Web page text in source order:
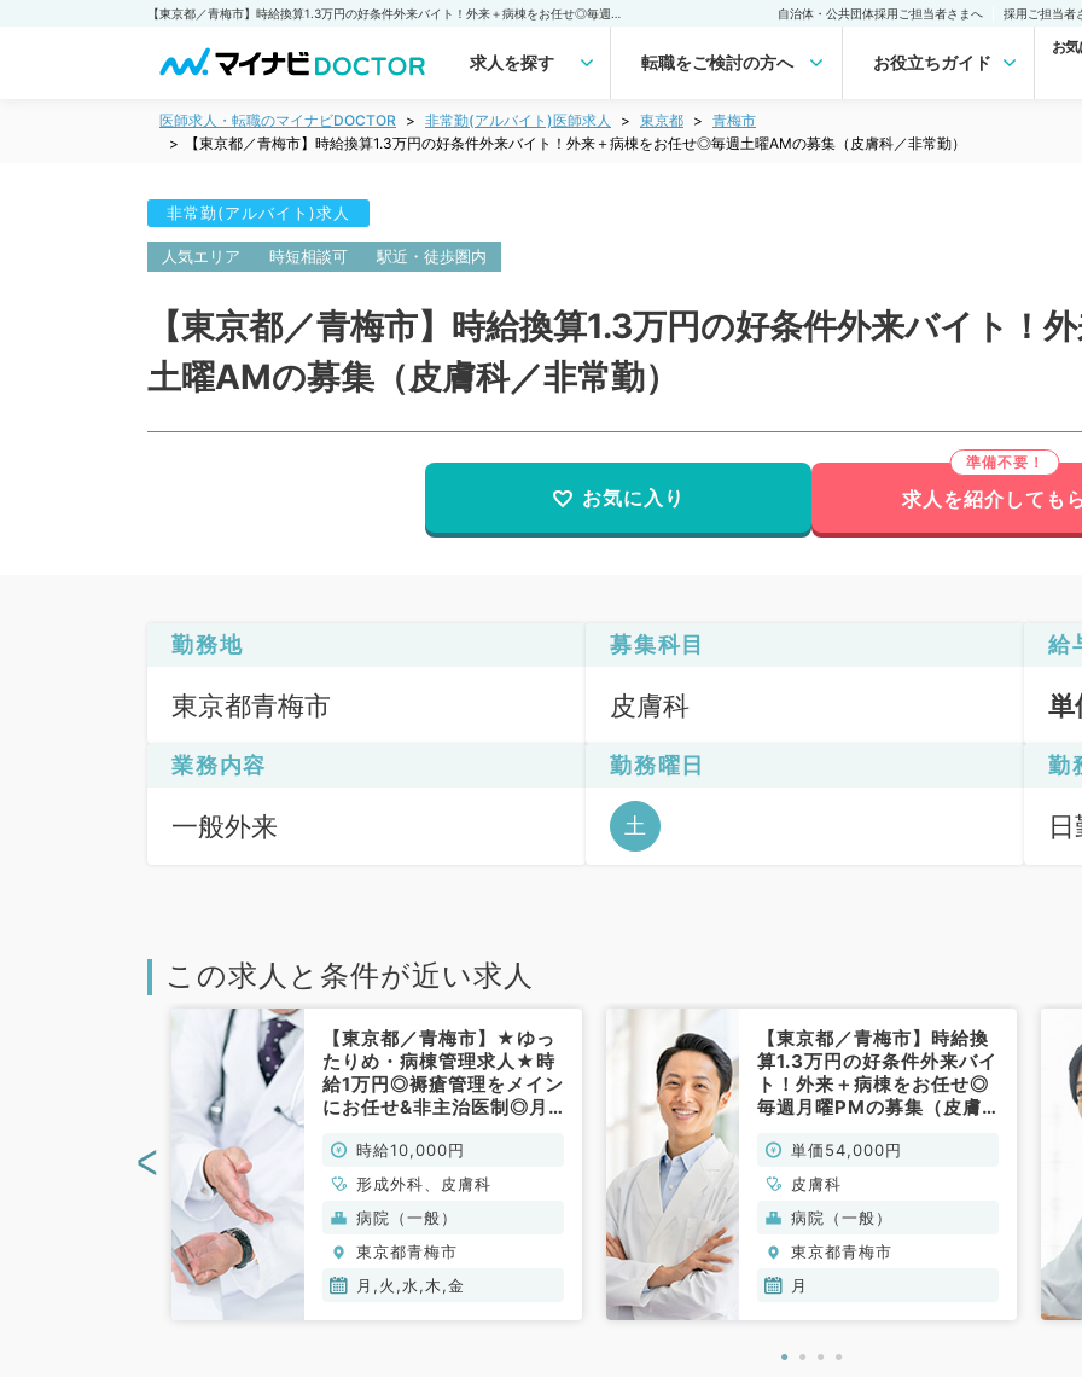
自治体・公共団体採用ご担当者さまへ 採用ご担当者
求人を探す 転職をご検討の方へ お役立ちガイド
お
医師求人・転職のマイナビDOCTOR 非常勤(アルバイト)医師求人 東京都
青梅市
【東京都／青梅市】時給換算1.3万円の好条件外来バイト！外来＋病棟をお任せ◎毎週土曜AMの募集（皮膚科／非常勤）
非常勤(アルバイト)求人
人気エリア 時短相談可 駅近・徒歩圏内
【東京都／青梅市】時給換算1.3万円の好条件外来バイト！
土曜AMの募集（皮膚科／非常勤）
お気に入り 求人を紹介しても
勤務地
東京都青梅市
募集科目
皮膚科
給
業務内容
一般外来
勤務曜日
土
勤
この求人と条件が近い求人
【東京都／青梅市】★ゆっ
たりめ・病棟管理求人★時
給1万円◎褥瘡管理をメイン
にお任せ&非主治医制◎月
です！（皮膚科、形成外科
／非常勤）
時給10,000円
形成外科、皮膚科
病院（一般）
東京都青梅市
月,火,水,木,金
【東京都／青梅市】時給換
算1.3万円の好条件外来バイ
ト！外来＋病棟をお任せ◎
毎週月曜PMの募集（皮膚
単価54,000円
皮膚科
病院（一般）
東京都青梅市
月
<